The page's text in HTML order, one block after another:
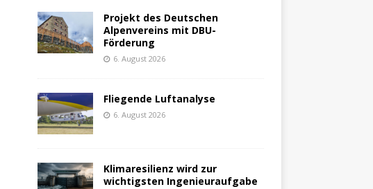
Projekt des Deutschen
Alpenvereins mit DBU-
Förderung
6. August 2026
Fliegende Luftanalyse
6. August 2026
Klimaresilienz wird zur
wichtigsten Ingenieuraufgabe